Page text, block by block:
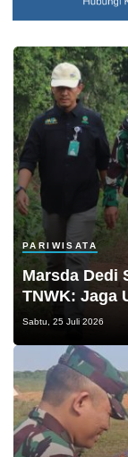
PARIWISATA
Marsda Dedi
TNWK: Jaga
Sabtu, 25 Juli 2026